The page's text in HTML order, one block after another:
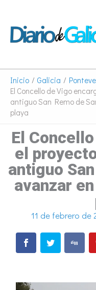
contenido
Inicio Galicia
El Concello de Vigo
antiguo San Remo de
playa
El
el
antiguo
avanzar
11 de febrero de